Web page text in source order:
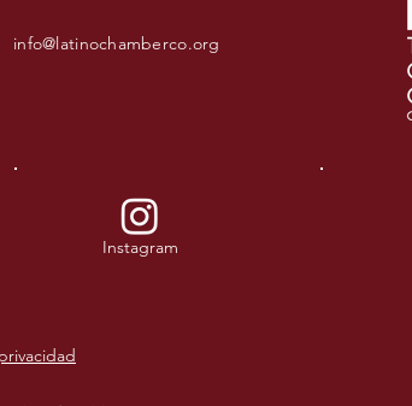
info@latinochamberco.org
Instagram